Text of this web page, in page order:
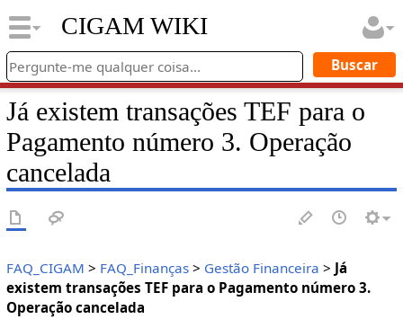
CIGAM WIKI
Já existem transações TEF para o
Pagamento número 3. Operação
cancelada
FAQ_CIGAM > FAQ_Finanças> Gestão Financeira > Já
existem transações TEF para o Pagamento número 3.
Operação cancelada